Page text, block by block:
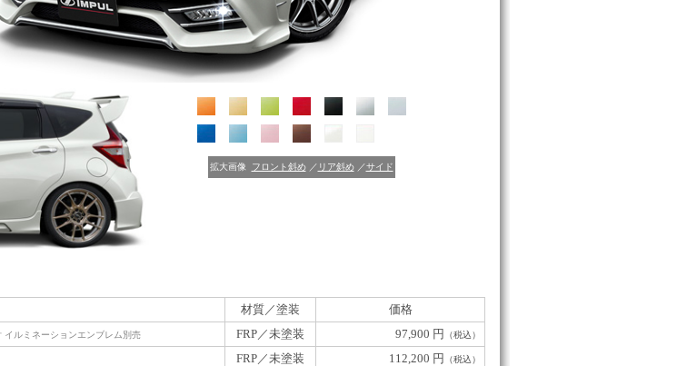
拡大画像 フロント斜め ／ リア斜め ／サイド
材質／塗装
価格
イルミネーションエンブレム別売 FRP／未塗装 97,900 円 （税込）
FRP／未塗装 112,200 円 （税込）